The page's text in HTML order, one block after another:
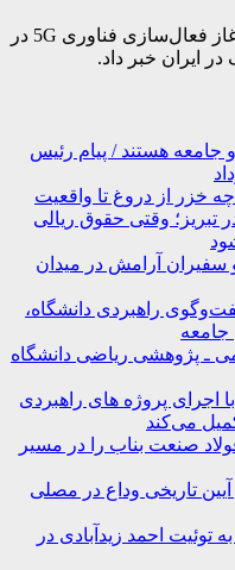
وزیر ارتباطات و فناوری اطلاعات از آغاز فعال‌سازی فناوری 5G در
ایران خبر داد.
جامعه هستند / پیام رئیس
خزر از دروغ تا واقعیت
تبریز؛ وقتی حقوق ریالی
سفیران آرامش در میدان
راهبردی دانشگاه،
ـ پژوهشی ریاضی دانشگاه
اجرای پروژه های راهبردی
می‌کند
فولاد صنعت بناب را در مسیر
تاریخی وداع در مصلی
توئیت احمد زیدآبادی در